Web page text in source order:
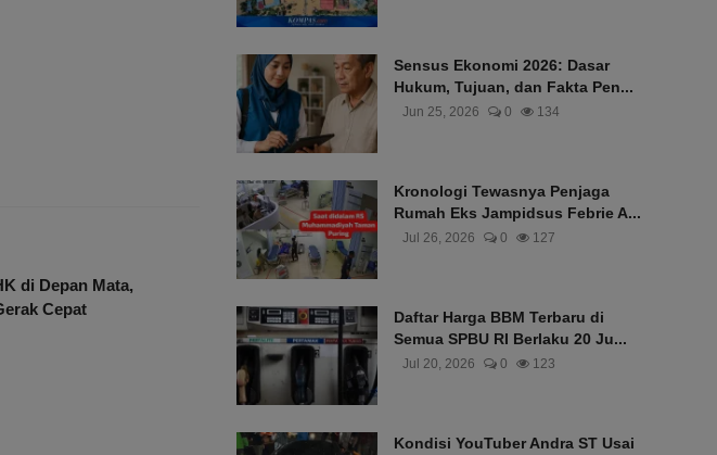
di Depan Mata,
Cepat
Sensus Ekonomi 2026: Dasar
Hukum, Tujuan, dan Fakta Pen...
Jun 25, 2026 0 134
Kronologi Tewasnya Penjaga
Rumah Eks Jampidsus Febrie A...
Jul 26, 2026 0 127
Daftar Harga BBM Terbaru di
Semua SPBU RI Berlaku 20 Ju...
Jul 20, 2026 0 123
Kondisi YouTuber Andra ST Usai